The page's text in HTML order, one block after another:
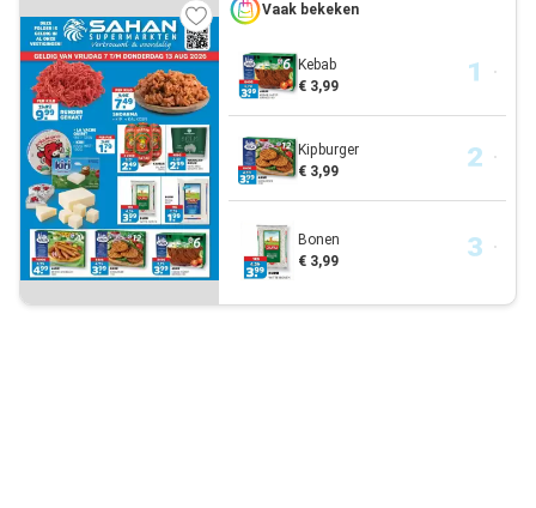
Vaak bekeken
Kebab
€ 3,99
Kipburger
€ 3,99
Bonen
€ 3,99